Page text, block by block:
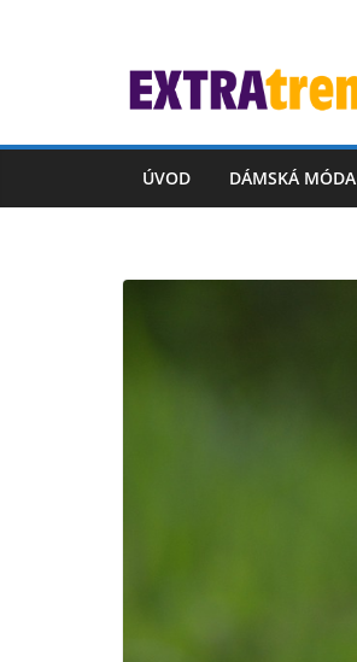
ÚVOD DÁMSKÁ MÓDA